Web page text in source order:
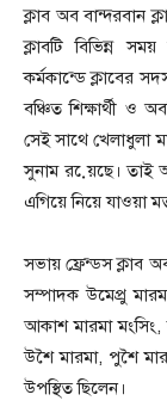
ক্লাব অব বান্দরবান
ক্লাবটি বিভিন্ন
কর্মকান্ডে ক্লাবের
বঞ্চিত শিক্ষার্থী ও
সেই সাথে খেলাধুলা
সুনাম রয়ে়ছে। তাই
এগিয়ে নিয়ে যাওয়া
সভায় ফ্রেন্ডস ক্লাব
সম্পাদক উমেপ্রু
আকাশ মারমা মংসিং,
উশৈ মারমা, পুশৈ
উপস্থিত ছিলেন।